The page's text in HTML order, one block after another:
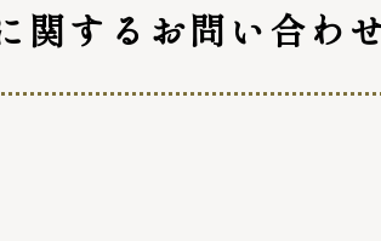
関する お問い合わ